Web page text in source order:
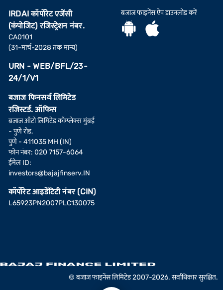
IRDAI कॉर्पोरेट एजेंसी
(कंपोजिट) रजिस्ट्रेशन नंबर.
CA0101
(31-मार्च-2028 तक मान्य)
URN - WEB/BFL/23-
24/1/V1
बजाज फिनसर्व लिमिटेड
रजिस्टर्ड. ऑफिस
बजाज ऑटो लिमिटेड कॉम्प्लेक्स मुंबई
- पुणे रोड,
पुणे - 411035 MH (IN)
फोन नंबर: 020 7157-6064
ईमेल ID:
investors@bajajfinserv.IN
कॉर्पोरेट आइडेंटिटी नंबर (CIN)
L65923PN2007PLC130075
बजाज फाइनेंस ऐप डाउनलोड करें
© बजाज फाइनेंस लिमिटेड 2007-2026. सर्वाधिकार सुरक्षित.